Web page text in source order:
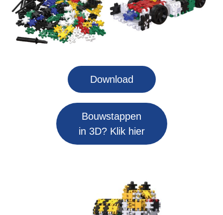
Download
Bouwstappen
in 3D? Klik hier